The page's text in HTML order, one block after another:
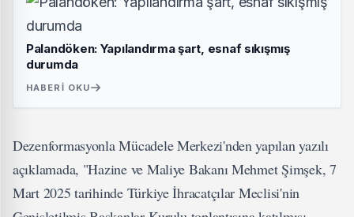
Palandöken: Yapılandırma şart, esnaf sıkışmış
durumda
HABERI OKU
Dezenformasyonla Mücadele Merkezi'nden yapılan yazılı
açıklamada, "Hazine ve Maliye Bakanı Mehmet Şimşek, 7
Mart 2025 tarihinde Türkiye İhracatçılar Meclisi'nin